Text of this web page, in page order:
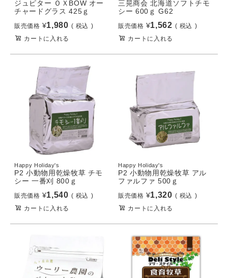
ジュピター ＯＸBOW オー
チャードグラス 425ｇ
販売価格 ¥1,980
税込
カートに入れる
三晃商会 北海道ソフトチモ
シー 600ｇ G62
販売価格 ¥1,562
税込
カートに入れる
Happy Holiday's
P2 小動物用乾燥牧草 チモ
シー 一番刈 800ｇ
販売価格 ¥1,540
税込
カートに入れる
Happy Holiday's
P2 小動物用乾燥牧草 アル
ファルファ 500ｇ
販売価格 ¥1,320
税込
カートに入れる